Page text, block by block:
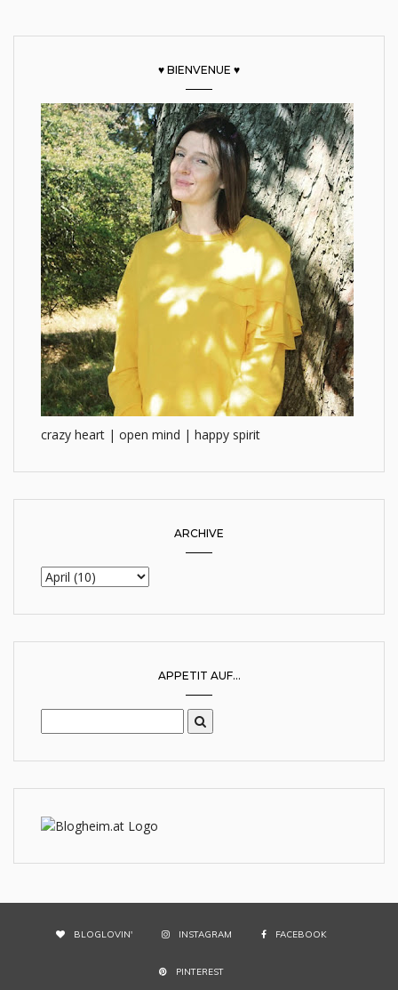
♥ BIENVENUE ♥
crazy heart | open mind | happy spirit
ARCHIVE
APPETIT AUF...
BLOGLOVIN' INSTAGRAM FACEBOOK
PINTEREST